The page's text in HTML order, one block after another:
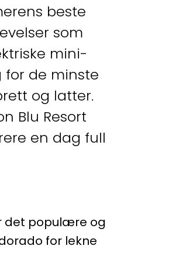
beste
som
mini-
for de minste
og latter.
Blu Resort
en dag full
det populære og
for lekne